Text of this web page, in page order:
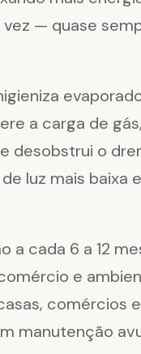
— quase
a carga de
desobstrui o
luz mais baixa
a cada 6 a 12
e
comércios
manutenção